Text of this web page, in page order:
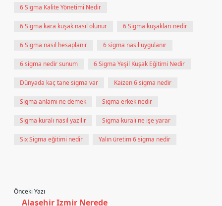
6 Sigma Kalite Yönetimi Nedir
6 Sigma kara kuşak nasıl olunur 6 Sigma kuşakları nedir
6 Sigma nasıl hesaplanır 6 sigma nasıl uygulanır
6 sigma nedir sunum 6 Sigma Yeşil Kuşak Eğitimi Nedir
Dünyada kaç tane sigma var Kaizen 6 sigma nedir
Sigma anlamı ne demek Sigma erkek nedir
Sigma kuralı nasıl yazılır Sigma kuralı ne işe yarar
Six Sigma eğitimi nedir Yalın üretim 6 sigma nedir
Önceki Yazı
Alaşehir Izmir Nerede